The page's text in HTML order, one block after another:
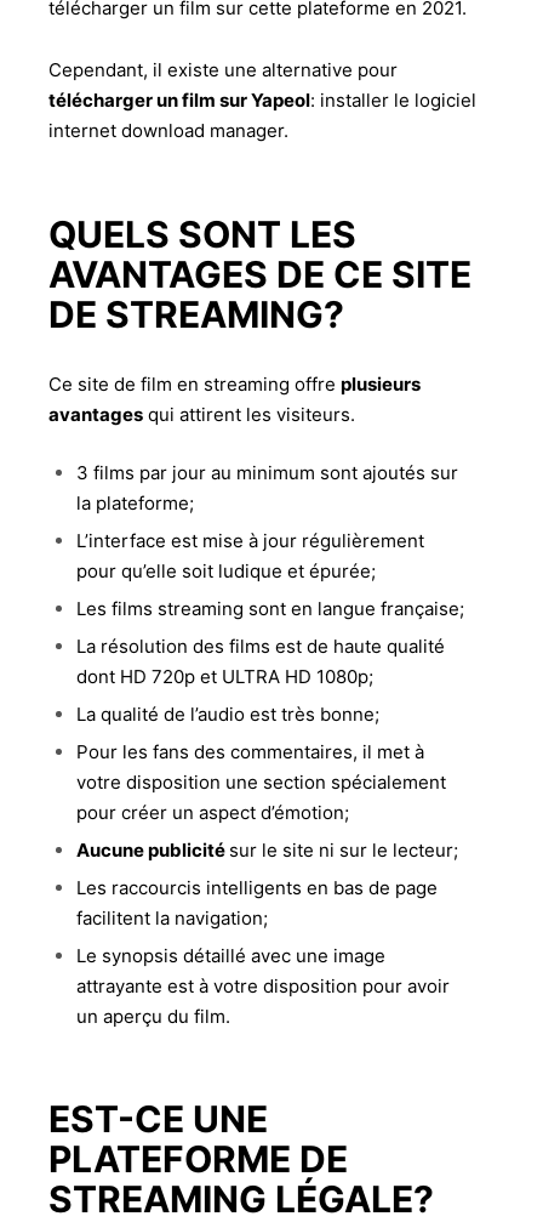
télécharger un film sur cette plateforme en 2021.
Cependant, il existe une alternative pour
télécharger un film sur Yapeol: installer le logiciel
internet download manager.
QUELS SONT LES
AVANTAGES DE CE SITE
DE STREAMING?
Ce site de film en streaming offre plusieurs
avantages qui attirent les visiteurs.
3 films par jour au minimum sont ajoutés sur
la plateforme;
L’interface est mise à jour régulièrement
pour qu’elle soit ludique et épurée;
Les films streaming sont en langue française;
La résolution des films est de haute qualité
dont HD 720p et ULTRA HD 1080p;
La qualité de l’audio est très bonne;
Pour les fans des commentaires, il met à
votre disposition une section spécialement
pour créer un aspect d’émotion;
Aucune publicité sur le site ni sur le lecteur;
Les raccourcis intelligents en bas de page
facilitent la navigation;
Le synopsis détaillé avec une image
attrayante est à votre disposition pour avoir
un aperçu du film.
EST-CE UNE
PLATEFORME DE
STREAMING LÉGALE?